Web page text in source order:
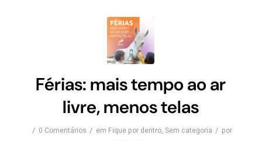
Férias: mais tempo ao ar
livre, menos telas
/ 0 Comentários / em Fique por dentro,Sem categoria / por